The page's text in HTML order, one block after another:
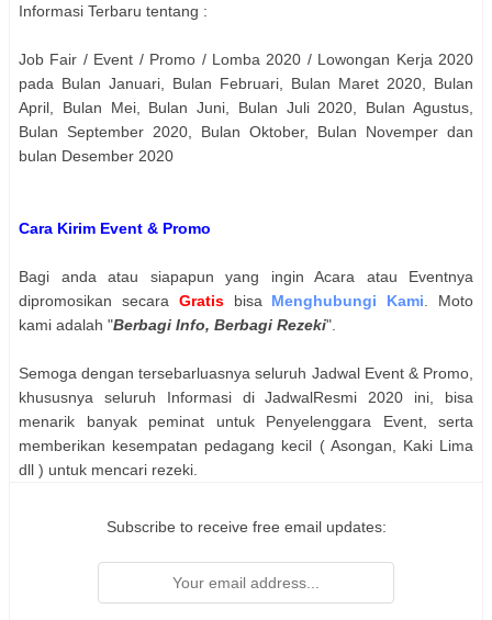
Informasi Terbaru tentang :
Job Fair / Event / Promo / Lomba 2020 / Lowongan Kerja 2020
pada Bulan Januari, Bulan Februari, Bulan Maret 2020, Bulan
April, Bulan Mei, Bulan Juni, Bulan Juli 2020, Bulan Agustus,
Bulan September 2020, Bulan Oktober, Bulan Novemper dan
bulan Desember 2020
Cara Kirim Event & Promo
Bagi anda atau siapapun yang ingin Acara atau Eventnya
dipromosikan secara Gratisbisa Menghubungi Kami . Moto
kami adalah "Berbagi Info, Berbagi Rezeki".
Semoga dengan tersebarluasnya seluruh Jadwal Event & Promo,
khususnya seluruh Informasi di JadwalResmi 2020 ini, bisa
menarik banyak peminat untuk Penyelenggara Event, serta
memberikan kesempatan pedagang kecil ( Asongan, Kaki Lima
dll ) untuk mencari rezeki.
Subscribe to receive free email updates: